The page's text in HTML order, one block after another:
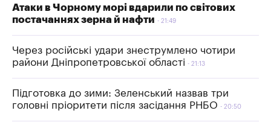
Атаки в Чорному морі вдарили по світових
постачаннях зерна й нафти
21:49
Через російські удари знеструмлено чотири
райони Дніпропетровської області
21:13
Підготовка до зими: Зеленський назвав три
головні пріоритети після засідання РНБО
20:50